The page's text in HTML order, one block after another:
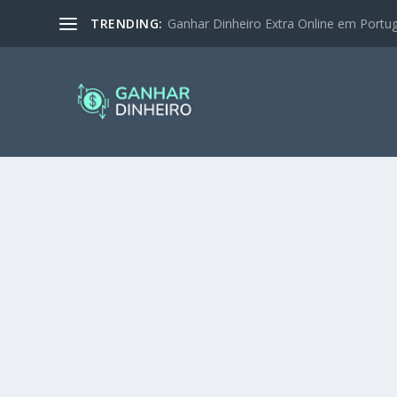
TRENDING: Ganhar Dinheiro Extra Online em